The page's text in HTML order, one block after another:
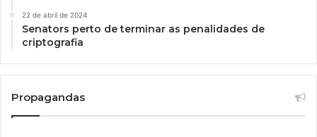
22 de abril de 2024
Senators perto de terminar as penalidades de
criptografia
Propagandas